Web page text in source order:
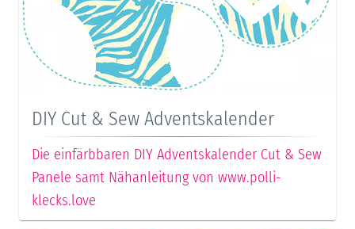
DIY Cut & Sew Adventskalender
Die einfärbbaren DIY Adventskalender Cut & Sew
Panele samt Nähanleitung von www.polli-
klecks.love